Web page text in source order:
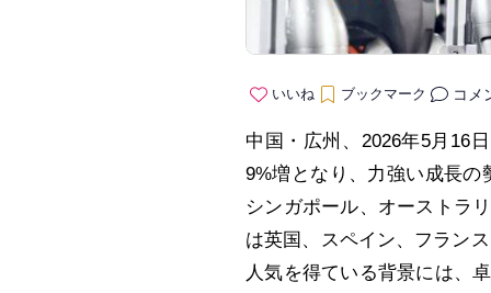
いいね ブックマーク コメ
中国・広州、2026年5月16
9%増となり、力強い成長の
シンガポール、オーストラ
は英国、スペイン、フラン
人気を得ている背景には、